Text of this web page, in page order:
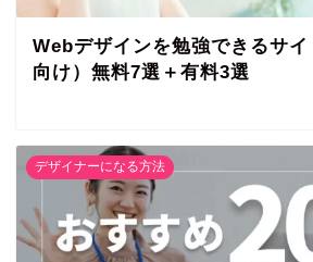
Webデザインを勉強できるサ
向け）無料7選＋有料3選
デザイナーになる方法